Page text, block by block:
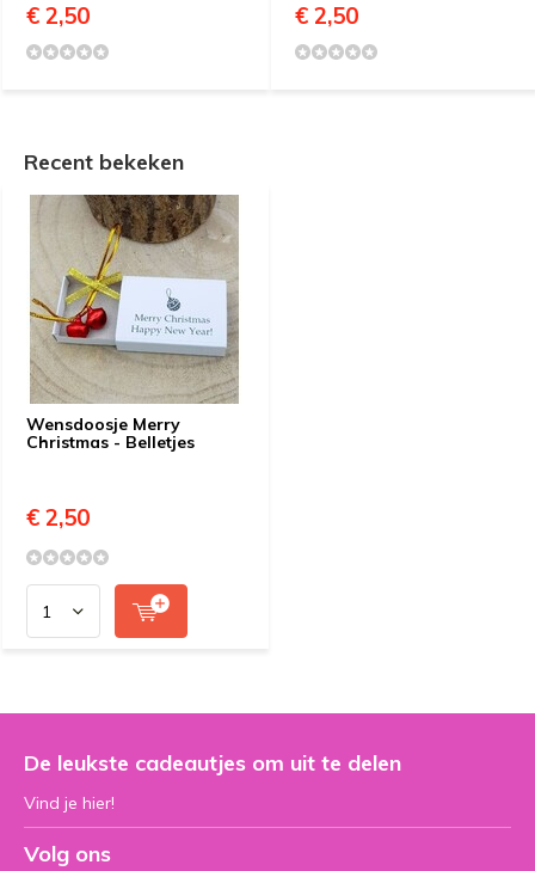
€ 2,50 € 2,50
Recent bekeken
Wensdoosje Merry
Christmas - Belletjes
€ 2,50
De leukste cadeautjes om uit te delen
Vind je hier!
Volg ons